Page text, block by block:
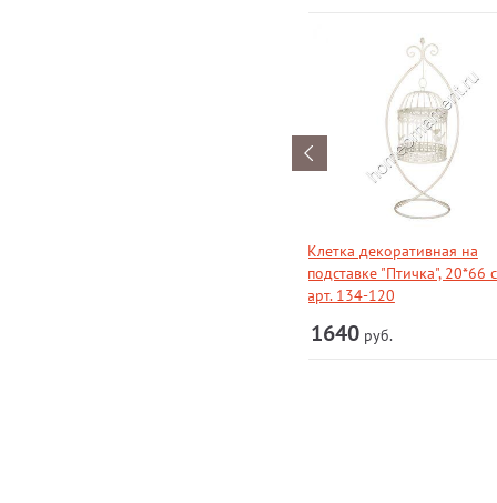
Клетка декоративная на
подставке "Птичка",
арт. 134-120
1640руб.